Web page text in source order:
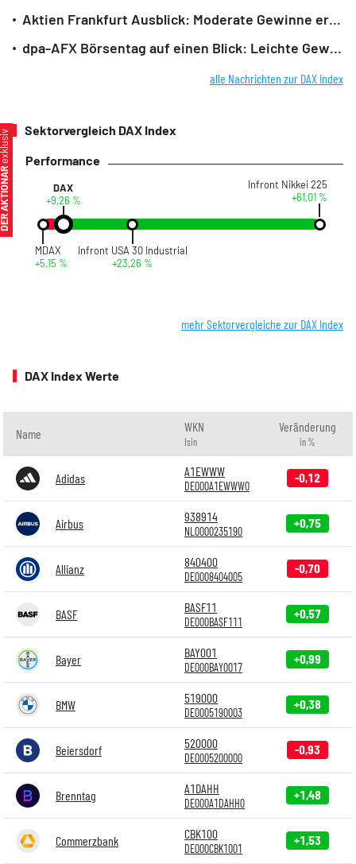
Aktien Frankfurt Ausblick: Moderate Gewinne erwartet
dpa-AFX Börsentag auf einen Blick: Leichte Gewinne erwartet
alle Nachrichten zur DAX Index
Sektorvergleich DAX Index
Performance
MDAX
+5,15 %
DAX
+9,26 %
Infront USA 30 Industrial
+23,26 %
Infront Nikkei 225
+61,01 %
mehr Sektorvergleiche zur DAX Index
DAX Index Werte
Name WKN
Isin
Veränderung
in %
Adidas A1EWWW
DE000A1EWWW0
-0,12
Airbus 938914
NL0000235190
+0,75
Allianz 840400
DE0008404005
-0,70
BASF BASF11
DE000BASF111
+0,57
Bayer BAY001
DE000BAY0017
+0,99
BMW 519000
DE0005190003
+0,38
Beiersdorf 520000
DE0005200000
-0,93
Brenntag A1DAHH
DE000A1DAHH0
+1,48
Commerzbank CBK100
DE000CBK1001
+1,53